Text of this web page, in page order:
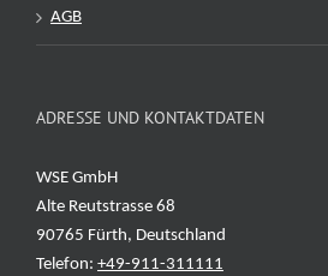
AGB
ADRESSE UND KONTAKTDATEN
WSE GmbH
Alte Reutstrasse 68
90765 Fürth, Deutschland
Telefon: +49-911-311111